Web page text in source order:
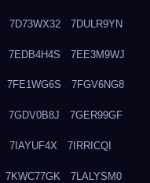
7D73WX32 7DULR9YN
7EDB4H4S 7EE3M9WJ
7FE1WG6S 7FGV6NG8
7GDV0B8J 7GER99GF
7IAYUF4X 7IRRICQI
7KWC77GK 7LALYSM0